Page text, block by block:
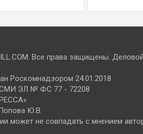
Все права защищены.
Роскомнадзором 24.01.2018
СМИ ЭЛ № ФС 77 - 72208
Ю.В.
может не совпадать с мнением